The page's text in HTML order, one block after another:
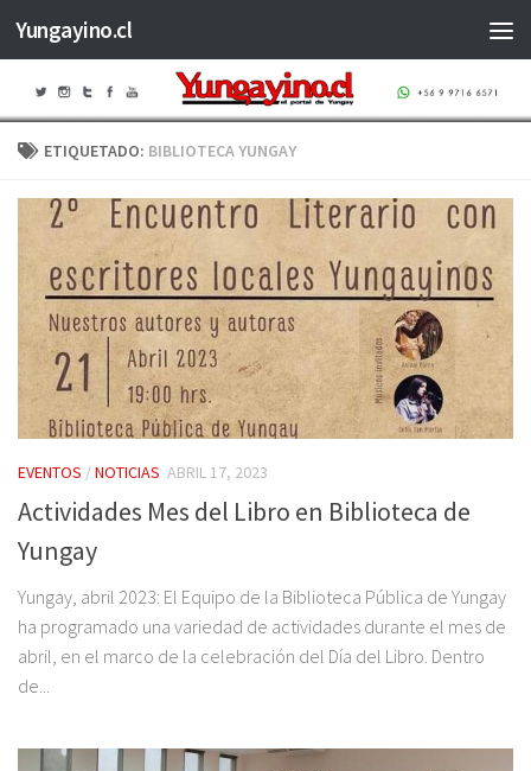
Saltar al contenido
Yungayino.cl
ETIQUETADO: BIBLIOTECA YUNGAY
EVENTOS /NOTICIAS ABRIL 17, 2023
Actividades Mes del Libro en Biblioteca de
Yungay
Yungay, abril 2023: El Equipo de la Biblioteca Pública de Yungay
ha programado una variedad de actividades durante el mes de
abril, en el marco de la celebración del Día del Libro. Dentro
de...